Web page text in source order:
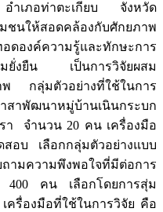
ำเภอท่าตะเกียบ จังหวัด
ชนให้สอดคล้องกับศักยภาพ
องค์ความรู้และทักษะการ
มยั่งยืน เป็นการวิจัยผสม
พ กลุ่มตัวอย่างที่ใช้ในการ
สาพัฒนาหมู่บ้านเนินกระบก
รา จำนวน 20 คน เครื่องมือ
บ เลือกกลุ่มตัวอย่างแบบ
มความพึงพอใจที่มีต่อการ
คน เลือกโดยการสุ่ม
ครื่องมือที่ใช้ในการวิจัย คือ